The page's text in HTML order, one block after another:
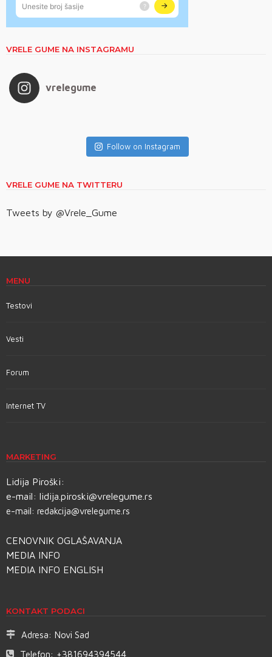
VRELE GUME NA INSTAGRAMU
vrelegume
Follow on Instagram
VRELE GUME NA TWITTERU
Tweets by @Vrele_Gume
MENU
Testovi
Vesti
Forum
Internet TV
MARKETING
Lidija Piroški:
e-mail: lidija.piroski@vrelegume.rs
e-mail: redakcija@vrelegume.rs
CENOVNIK OGLAŠAVANJA
MEDIA INFO
MEDIA INFO ENGLISH
KONTAKT PODACI
Adresa: Novi Sad
Telefon: +381694394544